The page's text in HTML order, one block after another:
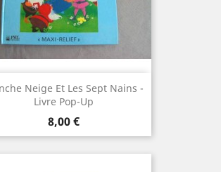
Neige Et Les Sept Nains -
Livre Pop-Up
Prix
8,00 €